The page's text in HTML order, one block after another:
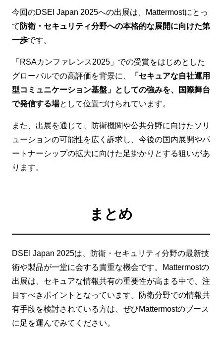
今回のDSEI Japan 2025への出展は、Mattermostにとっ
て 防衛・セキュリティ分野への本格的な展開に向けた第
一歩です。
「RSAカンファレンス2025」での受賞をはじめとした
グローバルでの高評価を背景に、
「セキュアな自社運用
型コミュニケーション基盤」としての強みを、国際舞台
で発信する場として位置づけられています。
また、出展を通じて、防衛機関や公共分野に向けたソリ
ューションの可能性を広く訴求し、今後の国内展開やパ
ートナーシップの拡大に向けた足掛かりとする狙いがあ
ります。
まとめ
DSEI Japan 2025は、防衛・セキュリティ分野の最新技
術や製品が一堂に会する貴重な機会です。Mattermostの
出展は、セキュアな情報共有の重要性が高まる中で、注
目すべきポイントとなっています。防衛分野での情報共
有手段を検討されている方は、ぜひMattermostのブース
に足を運んでみてください。